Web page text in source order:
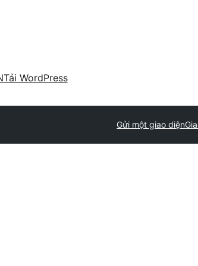
Tải WordPress
Gửi một giao diện